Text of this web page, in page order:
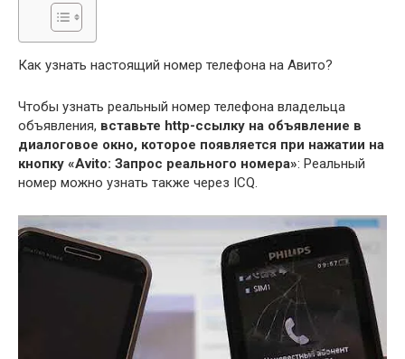
Как узнать настоящий номер телефона на Авито?
Чтобы узнать реальный номер телефона владельца
объявления, вставьте http-ссылку на объявление в
диалоговое окно, которое появляется при нажатии на
кнопку «Avito: Запрос реального номера»: Реальный
номер можно узнать также через ICQ.